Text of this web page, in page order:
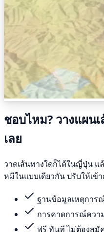
ชอบไหม? วางแผน
เลย
วาดเส้นทางใดก็ได้ในญี่ปุ่น แ
หมีในแบบเดียวกัน ปรับให้เข้
ฐานข้อมูลเหตุการ
การคาดการณ์ควา
ฟรี ทันที ไม่ต้องสมั